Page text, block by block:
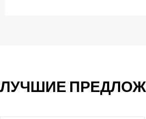
ЛУЧШИЕ